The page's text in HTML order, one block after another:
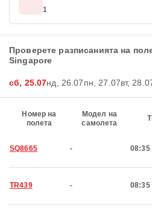
1
Проверете разписанията на
Singapore
сб, 25.07нд, 26.07пн, 27.07вт,
Номер на
полета
Модел на
самолета
SQ8665 - 08:35
TR439 - 08:35